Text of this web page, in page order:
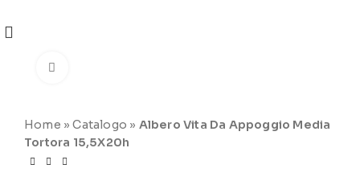
Home »Catalogo » Albero Vita Da Appoggio Media
Tortora 15,5X20h